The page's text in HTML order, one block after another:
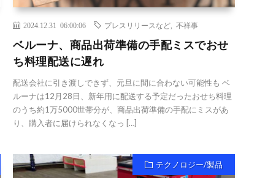
2024.12.31 06:00:06 プレスリリースなど ,不祥事
ベルーナ、商品出荷準備の手配ミスでおせ
ち料理配送に遅れ
配送会社に引き渡しできず、元旦に間に合わない可能性も ベ
ルーナは12月28日、新年用に配送する予定だったおせち料理
のうち約1万5000世帯分が、商品出荷準備の手配にミスがあ
り、購入者に届けられなくなっ […]
テクノロジー/製品